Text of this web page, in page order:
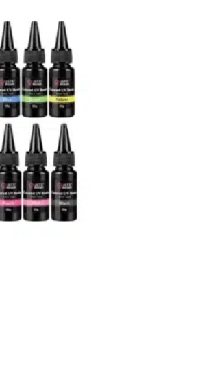
Toevoegen
verlanglijst